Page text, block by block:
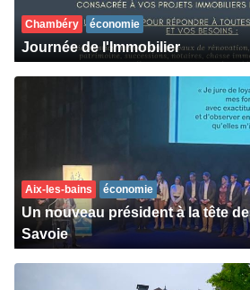
Chambéry économie
Journée de l'Immobilier
Aix-les-bains économie
Un nouveau président à la tête
Savoie